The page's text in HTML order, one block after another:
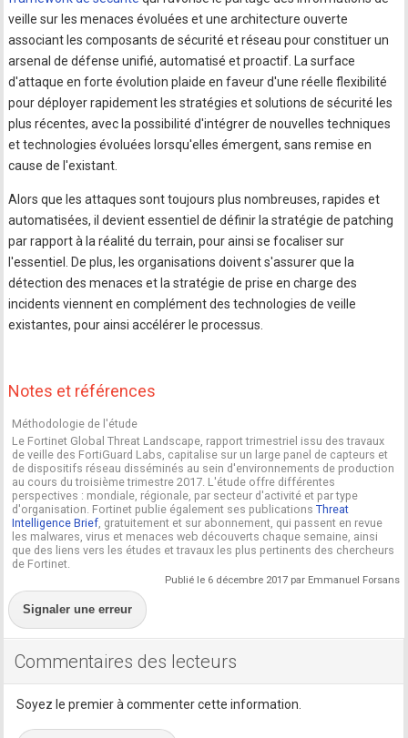
veille sur les menaces évoluées et une architecture ouverte
associant les composants de sécurité et réseau pour constituer un
arsenal de défense unifié, automatisé et proactif. La surface
d'attaque en forte évolution plaide en faveur d'une réelle flexibilité
pour déployer rapidement les stratégies et solutions de sécurité les
plus récentes, avec la possibilité d'intégrer de nouvelles techniques
et technologies évoluées lorsqu'elles émergent, sans remise en
cause de l'existant.
Alors que les attaques sont toujours plus nombreuses, rapides et
automatisées, il devient essentiel de définir la stratégie de patching
par rapport à la réalité du terrain, pour ainsi se focaliser sur
l'essentiel. De plus, les organisations doivent s'assurer que la
détection des menaces et la stratégie de prise en charge des
incidents viennent en complément des technologies de veille
existantes, pour ainsi accélérer le processus.
Notes et références
Méthodologie de l'étude
Le Fortinet Global Threat Landscape, rapport trimestriel issu des travaux
de veille des FortiGuard Labs, capitalise sur un large panel de capteurs et
de dispositifs réseau disséminés au sein d'environnements de production
au cours du troisième trimestre 2017. L'étude offre différentes
perspectives : mondiale, régionale, par secteur d'activité et par type
d'organisation. Fortinet publie également ses publicationsThreat
Intelligence Brief , gratuitement et sur abonnement, qui passent en revue
les malwares, virus et menaces web découverts chaque semaine, ainsi
que des liens vers les études et travaux les plus pertinents des chercheurs
de Fortinet.
Publié le 6 décembre 2017 par Emmanuel Forsans
Signaler une erreur
Commentaires des lecteurs
Soyez le premier à commenter cette information.